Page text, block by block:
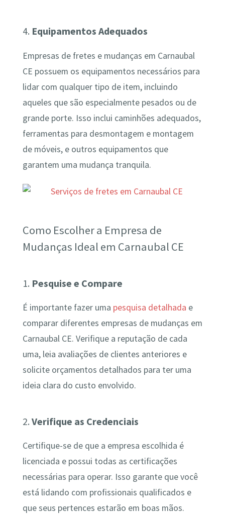
4. Equipamentos Adequados
Empresas de fretes e mudanças em Carnaubal
CE possuem os equipamentos necessários para
lidar com qualquer tipo de item, incluindo
aqueles que são especialmente pesados ou de
grande porte. Isso inclui caminhões adequados,
ferramentas para desmontagem e montagem
de móveis, e outros equipamentos que
garantem uma mudança tranquila.
Como Escolher a Empresa de
Mudanças Ideal em Carnaubal CE
1. Pesquise e Compare
É importante fazer uma pesquisa detalhada e
comparar diferentes empresas de mudanças em
Carnaubal CE. Verifique a reputação de cada
uma, leia avaliações de clientes anteriores e
solicite orçamentos detalhados para ter uma
ideia clara do custo envolvido.
2. Verifique as Credenciais
Certifique-se de que a empresa escolhida é
licenciada e possui todas as certificações
necessárias para operar. Isso garante que você
está lidando com profissionais qualificados e
que seus pertences estarão em boas mãos.